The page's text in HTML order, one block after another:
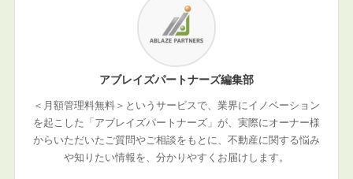
アブレイズパートナーズ編集部
＜月額管理料無料＞というサービスで、業界にイノベーション
を起こした「アブレイズパートナーズ」が、実際にオーナー様
からいただいたご質問やご相談をもとに、不動産に関する悩み
や知りたい情報を、分かりやすくお届けします。